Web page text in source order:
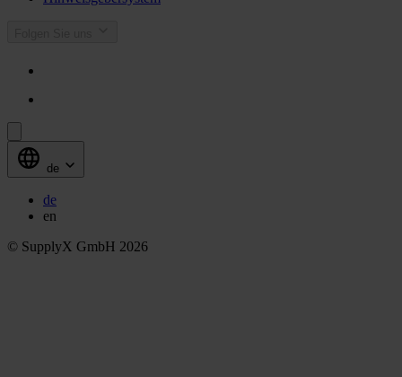
de
de
en
© SupplyX GmbH 2026